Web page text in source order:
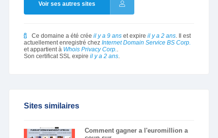
Voir ses autres sites
Ce domaine a été crée il y a 9 anset expire il y a 2 ans. Il est
actuellement enregistré chez Internet Domain Service BS Corp.
et appartient à Whois Privacy Corp..
Son certificat SSL expire il y a 2 ans.
Sites similaires
Comment gagner a l'euromillion a